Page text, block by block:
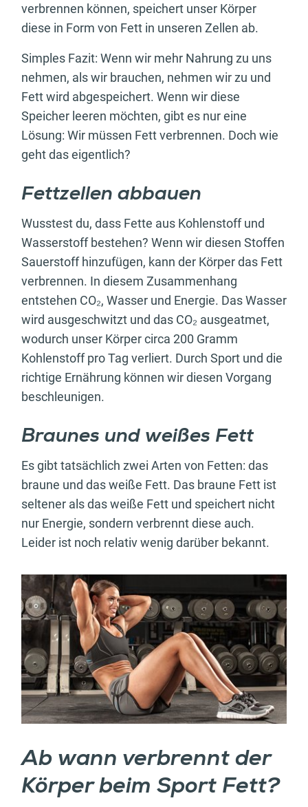
verbrennen können, speichert unser Körper
diese in Form von Fett in unseren Zellen ab.
Simples Fazit: Wenn wir mehr Nahrung zu uns
nehmen, als wir brauchen, nehmen wir zu und
Fett wird abgespeichert. Wenn wir diese
Speicher leeren möchten, gibt es nur eine
Lösung: Wir müssen Fett verbrennen. Doch wie
geht das eigentlich?
Fettzellen abbauen
Wusstest du, dass Fette aus Kohlenstoff und
Wasserstoff bestehen? Wenn wir diesen Stoffen
Sauerstoff hinzufügen, kann der Körper das Fett
verbrennen. In diesem Zusammenhang
entstehen CO₂, Wasser und Energie. Das Wasser
wird ausgeschwitzt und das CO₂ ausgeatmet,
wodurch unser Körper circa 200 Gramm
Kohlenstoff pro Tag verliert. Durch Sport und die
richtige Ernährung können wir diesen Vorgang
beschleunigen.
Braunes und weißes Fett
Es gibt tatsächlich zwei Arten von Fetten: das
braune und das weiße Fett. Das braune Fett ist
seltener als das weiße Fett und speichert nicht
nur Energie, sondern verbrennt diese auch.
Leider ist noch relativ wenig darüber bekannt.
Ab wann verbrennt der
Körper beim Sport Fett?